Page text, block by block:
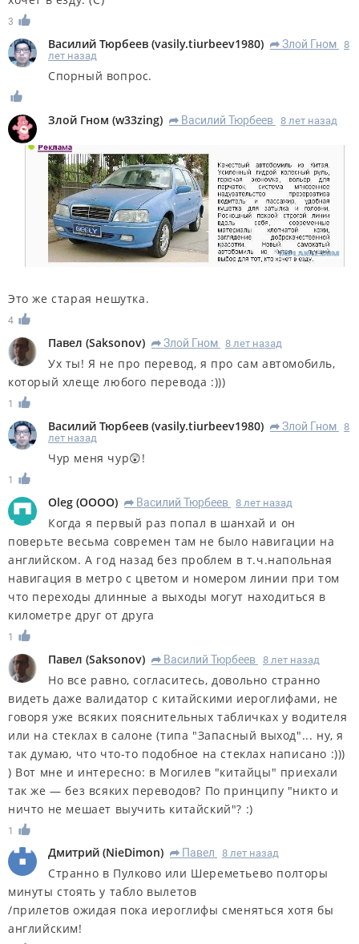
3
Василий Тюрбеев (vasily.tiurbeev1980) R Злой Гном 8
лет назад
Спорный вопрос.
Злой Гном (w33zing) R Василий Тюрбеев 8 лет назад
Это же старая нешутка.
4
Павел (Saksonov) R Злой Гном 8 лет назад
Ух ты! Я не про перевод, я про сам автомобиль,
который хлеще любого перевода :)))
1
Василий Тюрбеев (vasily.tiurbeev1980) R Злой Гном 8
лет назад
Чур меня чур😲!
1
Oleg (OOOO) R Василий Тюрбеев 8 лет назад
Когда я первый раз попал в шанхай и он
поверьте весьма современ там не было навигации на
английском. А год назад без проблем в т.ч.напольная
навигация в метро с цветом и номером линии при том
что переходы длинные а выходы могут находиться в
километре друг от друга
1
Павел (Saksonov) R Василий Тюрбеев 8 лет назад
Но все равно, согласитесь, довольно странно
видеть даже валидатор с китайскими иероглифами, не
говоря уже всяких пояснительных табличках у водителя
или на стеклах в салоне (типа "Запасный выход"... ну, я
так думаю, что что-то подобное на стеклах написано :)))
) Вот мне и интересно: в Могилев "китайцы" приехали
так же — без всяких переводов? По принципу "никто и
ничто не мешает выучить китайский"? :)
1
Дмитрий (NieDimon) R Павел 8 лет назад
Странно в Пулково или Шереметьево полторы
минуты стоять у табло вылетов
/прилетов ожидая пока иероглифы сменяться хотя бы
английским!